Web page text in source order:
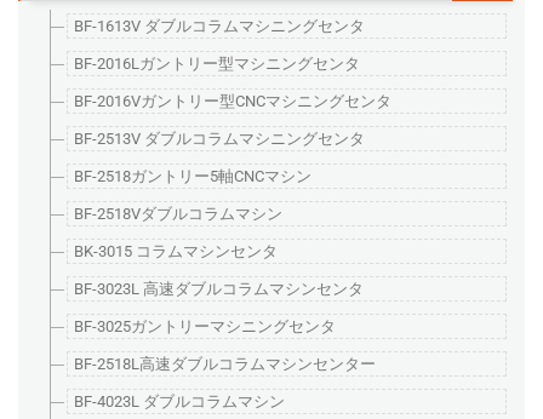
BF-1613V ダブルコラムマシニングセンタ
BF-2016Lガントリー型マシニングセンタ
BF-2016Vガントリー型CNCマシニングセンタ
BF-2513V ダブルコラムマシニングセンタ
BF-2518ガントリー5軸CNCマシン
BF-2518Vダブルコラムマシン
BK-3015 コラムマシンセンタ
BF-3023L 高速ダブルコラムマシンセンタ
BF-3025ガントリーマシニングセンタ
BF-2518L高速ダブルコラムマシンセンター
BF-4023L ダブルコラムマシン